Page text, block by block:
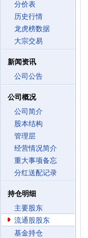
分价表
历史行情
龙虎榜数据
大宗交易
新闻资讯
公司公告
公司概况
公司简介
股本结构
管理层
经营情况简介
重大事项备忘
分红送配记录
持仓明细
主要股东
流通股股东
基金持仓